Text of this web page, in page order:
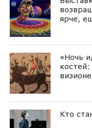
ярче,
«Ночь
Кто